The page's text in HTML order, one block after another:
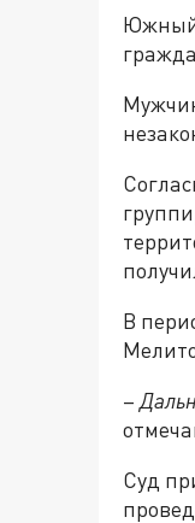
Южный
В
–
Суд